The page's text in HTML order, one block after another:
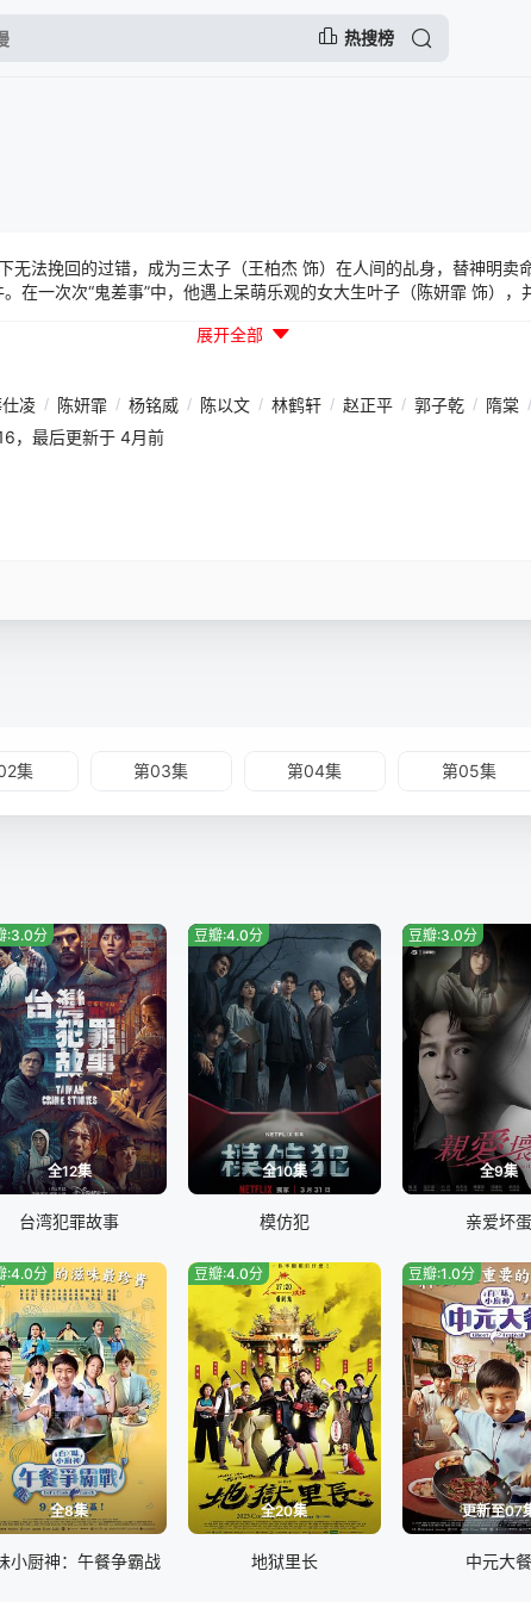
热搜榜
无法挽回的过错，成为三太子（王柏杰 饰）在人间的乩身，替神明卖
在一次次“鬼差事”中，他遇上呆萌乐观的女大生叶子（陈妍霏 饰），
”息息相关。六梵暗中操控邪派教主陈七杀（陈以文 饰），更进一步找
身，使人间与灵界的界线逐渐崩解。当善恶势力全面交锋，韩杰不仅要
间做出抉择。究竟命运是早已注定，还是可以改写？ 该剧改编自星子
展开全部
凌 / 陈妍霏 / 杨铭威 / 陈以文 / 林鹤轩 / 赵正平 / 郭子乾 / 隋棠 /
，最后更新于 4月前
集 第03集 第04集 第05集
全12集
:3.0分
台湾犯罪故事
全10集
豆瓣:4.0分
模仿犯
全9集
豆瓣:3.0分
亲爱坏蛋
全8集
:4.0分
小厨神：午餐争霸战
全20集
豆瓣:4.0分
地狱里长
更新至07
豆瓣:1.0分
中元大餐